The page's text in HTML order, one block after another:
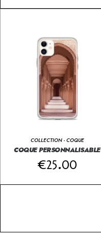
COLLECTION - COQUE
COQUE PERSONNALISABLE
€25.00